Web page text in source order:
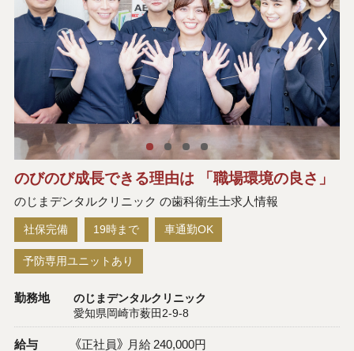
のびのび成長できる理由は 「職場環境の良さ」
のじまデンタルクリニック の歯科衛生士求人情報
社保完備 19時まで 車通勤OK
予防専用ユニットあり
勤務地 のじまデンタルクリニック
愛知県岡崎市薮田2-9-8
給与 《正社員》 月給 240,000円